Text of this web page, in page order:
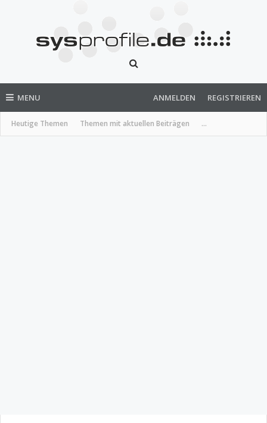
MENU
Heutige Themen Themen mit aktuellen Beiträgen ...
ANMELDEN REGISTRIEREN